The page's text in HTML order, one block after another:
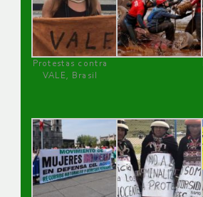
Protestas contra
VALE, Brasil